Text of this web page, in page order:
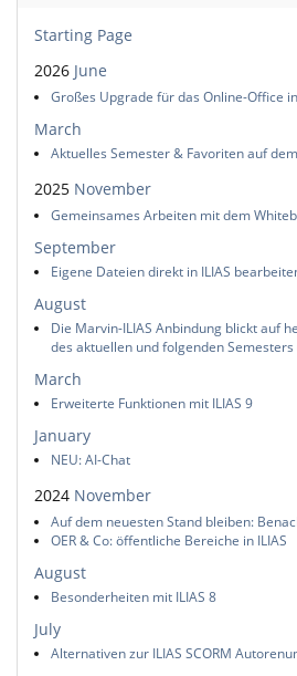
Starting Page
2026 June
Großes Upgrade für das Online-Office in
March
Aktuelles Semester & Favoriten auf
2025 November
Gemeinsames Arbeiten mit dem
September
Eigene Dateien direkt in ILIAS
August
Die Marvin-ILIAS Anbindung blickt auf
des aktuellen und folgenden
March
Erweiterte Funktionen mit ILIAS 9
January
NEU: AI-Chat
2024 November
Auf dem neuesten Stand bleiben:
OER & Co: öffentliche Bereiche in ILIAS
August
Besonderheiten mit ILIAS 8
July
Alternativen zur ILIAS SCORM